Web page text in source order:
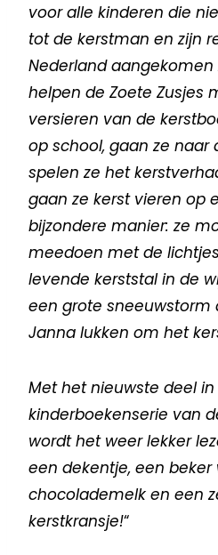
voor alle kinderen die
tot de kerstman en zijn
Nederland aangekomen
helpen de Zoete Zusjes
versieren van de
op school, gaan ze naar
spelen ze het
gaan ze kerst vieren op
bijzondere manier: ze
meedoen met de
levende kerststal in de
een grote sneeuwstorm
Janna lukken om het
Met het nieuwste deel
kinderboekenserie van
wordt het weer lekker
een dekentje, een beker
chocolademelk en een
kerstkransje!“